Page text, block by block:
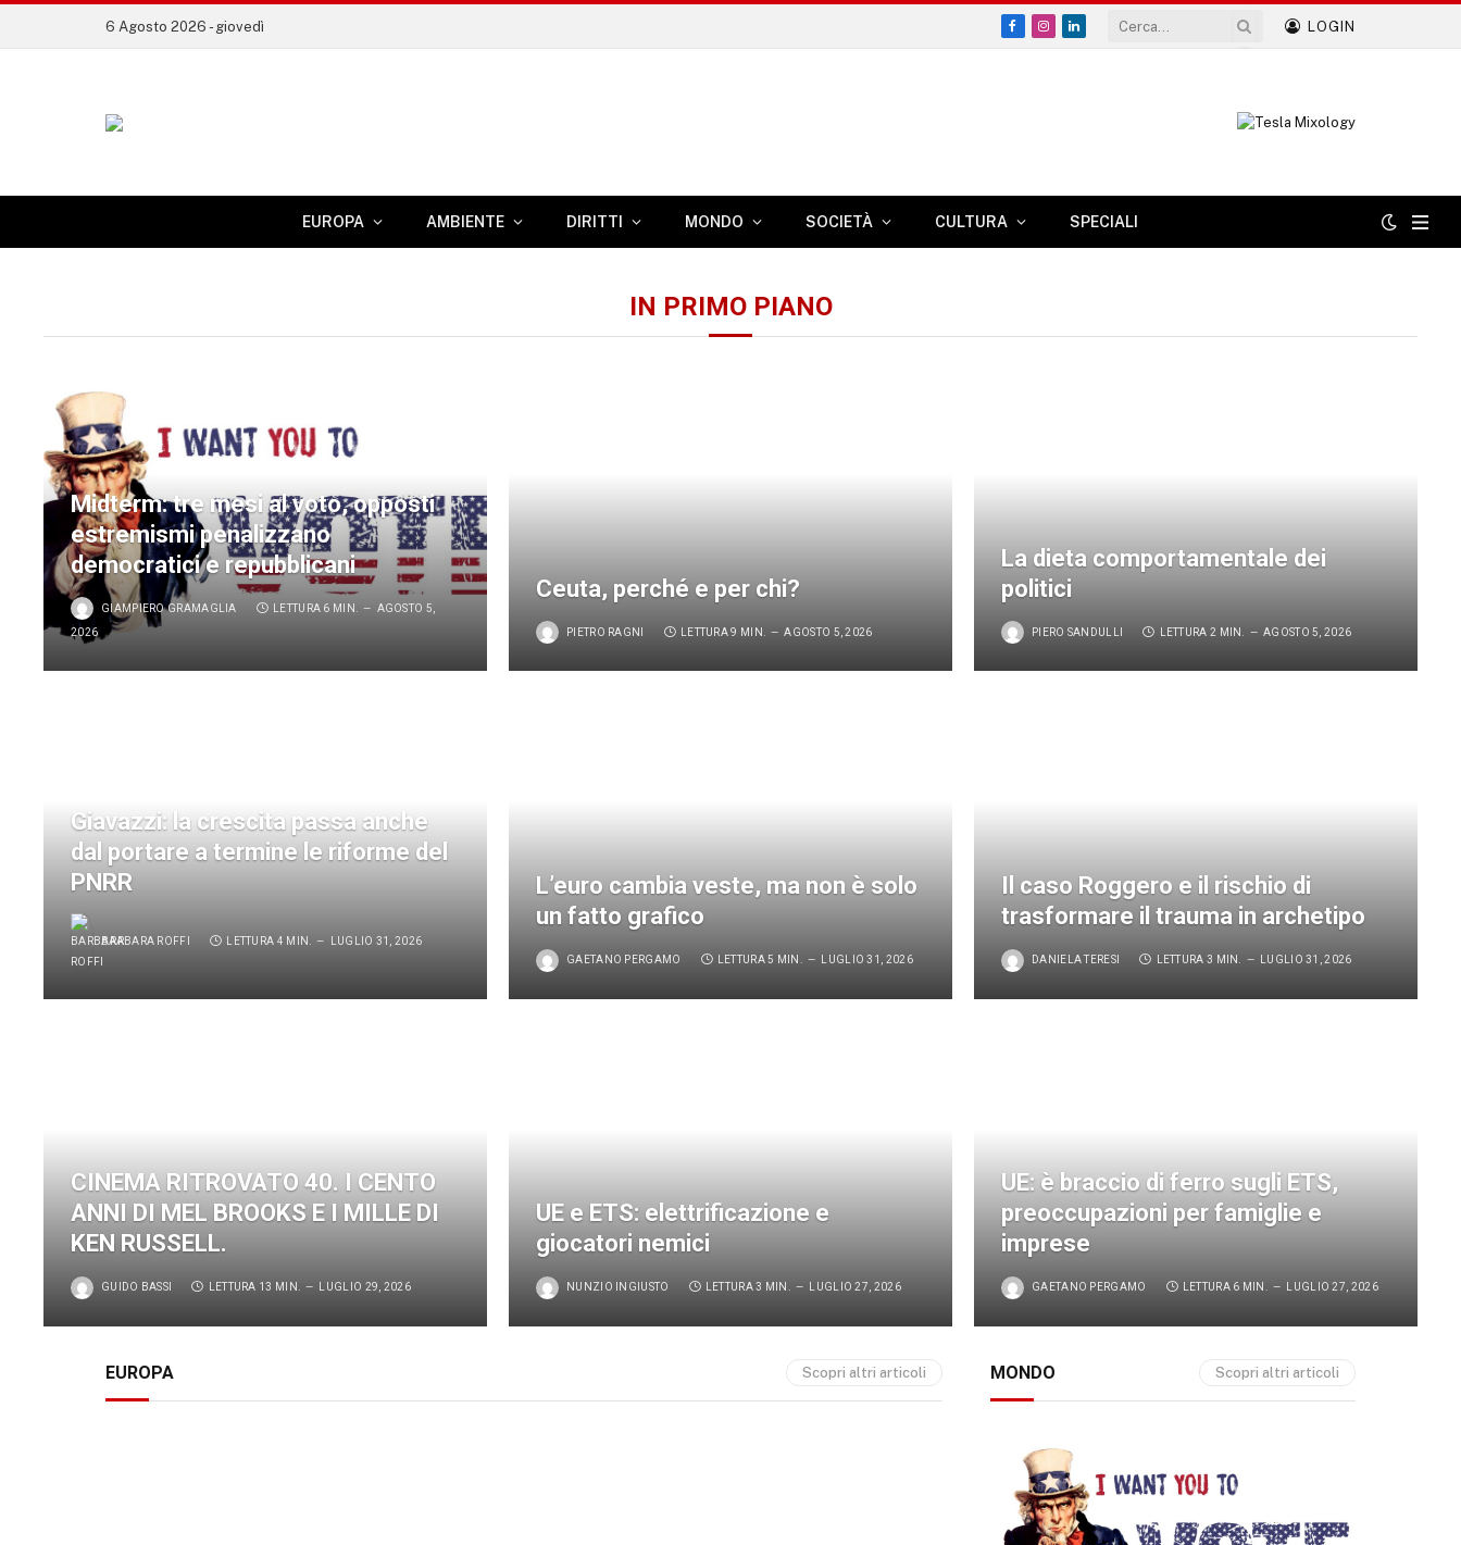
6 Agosto 2026 - giovedì
Facebook
Instagram
LinkedIn
LOGIN
EUROPA AMBIENTE DIRITTI MONDO SOCIETÀ CULTURA SPECIALI
IN PRIMO PIANO
Midterm: tre mesi al voto, opposti
estremismi penalizzano
democratici e repubblicani
GIAMPIERO GRAMAGLIA LETTURA 6 MIN. AGOSTO 5,
2026
Ceuta, perché e per chi?
PIETRO RAGNI LETTURA 9 MIN. AGOSTO 5, 2026
La dieta comportamentale dei
politici
PIERO SANDULLI LETTURA 2 MIN. AGOSTO 5, 2026
Giavazzi: la crescita passa anche
dal portare a termine le riforme del
PNRR
BARBARA ROFFI LETTURA 4 MIN. LUGLIO 31, 2026
L’euro cambia veste, ma non è solo
un fatto grafico
GAETANO PERGAMO LETTURA 5 MIN. LUGLIO 31, 2026
Il caso Roggero e il rischio di
trasformare il trauma in archetipo
DANIELA TERESI LETTURA 3 MIN. LUGLIO 31, 2026
CINEMA RITROVATO 40. I CENTO
ANNI DI MEL BROOKS E I MILLE DI
KEN RUSSELL.
GUIDO BASSI LETTURA 13 MIN. LUGLIO 29, 2026
UE e ETS: elettrificazione e
giocatori nemici
NUNZIO INGIUSTO LETTURA 3 MIN. LUGLIO 27, 2026
UE: è braccio di ferro sugli ETS,
preoccupazioni per famiglie e
imprese
GAETANO PERGAMO LETTURA 6 MIN. LUGLIO 27, 2026
EUROPA Scopri altri articoli MONDO Scopri altri articoli